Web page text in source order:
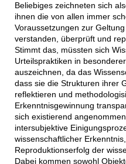
Beliebiges zeichneten sich
ihnen die von allen immer
Voraussetzungen zur
verstanden, überprüft und
Stimmt das, müssten sich
Urteilspraktiken in
auszeichnen, da das
dass sie die Strukturen ihrer
reflektieren und
Erkenntnisgewinnung
sich existierend
intersubjektive
wissenschaftlicher
Reproduktionserfolg der
Dabei kommen sowohl